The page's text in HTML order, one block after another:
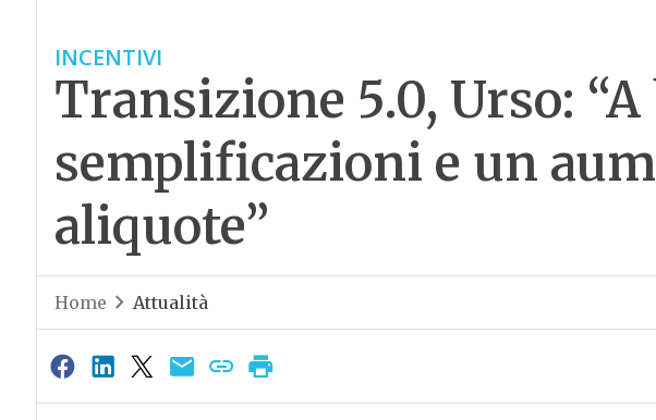
INCENTIVI
Transizione 5.0, Urso: “A
semplificazioni e un
aliquote”
Home Attualità